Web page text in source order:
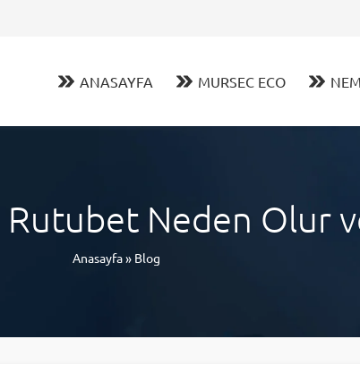
ANASAYFA MURSEC ECO
Neden Olur
Anasayfa» Blog